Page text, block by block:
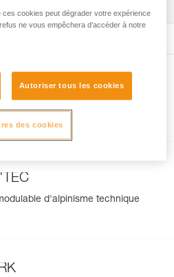
notice-ice-axes-
d'alpinisme technique
ces cookies peut dégrader votre expérience
ne vous empêchera d’accéder à notre
Autoriser tous les cookies
des cookies